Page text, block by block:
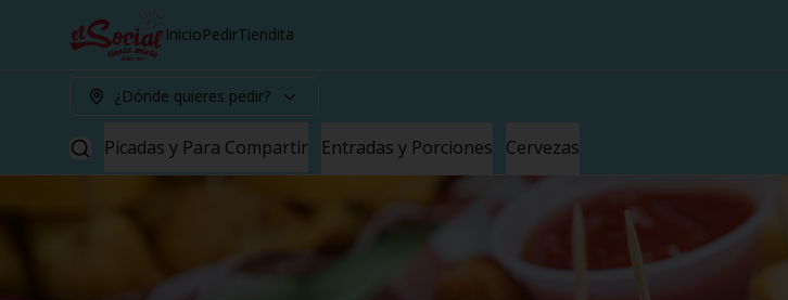
InicioPedirTiendita
¿Dónde quieres pedir?
Picadas y Para Compartir Entradas y Porciones Cervezas